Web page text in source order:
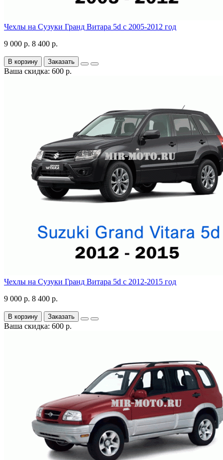
Чехлы на Сузуки Гранд Витара 5d с 2005-2012 год
9 000 р. 8 400 р.
В корзину Заказать
Ваша скидка: 600 р.
Чехлы на Сузуки Гранд Витара 5d с 2012-2015 год
9 000 р. 8 400 р.
В корзину Заказать
Ваша скидка: 600 р.